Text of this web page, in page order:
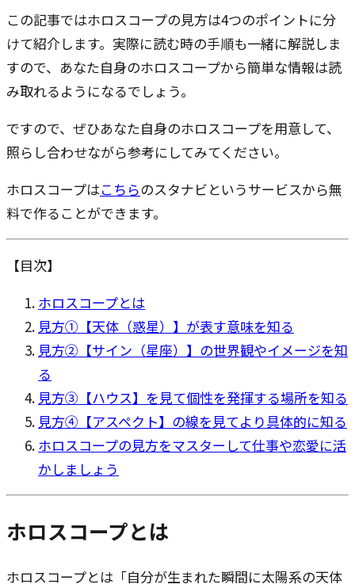
この記事ではホロスコープの見方は4つのポイントに分
けて紹介します。実際に読む時の手順も一緒に解説しま
すので、あなた自身のホロスコープから簡単な情報は読
み取れるようになるでしょう。
ですので、ぜひあなた自身のホロスコープを用意して、
照らし合わせながら参考にしてみてください。
ホロスコープはこちらのスタナビというサービスから無
料で作ることができます。
【目次】
ホロスコープとは
見方①【天体（惑星）】が表す意味を知る
見方②【サイン（星座）】の世界観やイメージを知
る
見方③【ハウス】を見て個性を発揮する場所を知る
見方④【アスペクト】の線を見てより具体的に知る
ホロスコープの見方をマスターして仕事や恋愛に活
かしましょう
ホロスコープとは
ホロスコープとは「自分が生まれた瞬間に太陽系の天体